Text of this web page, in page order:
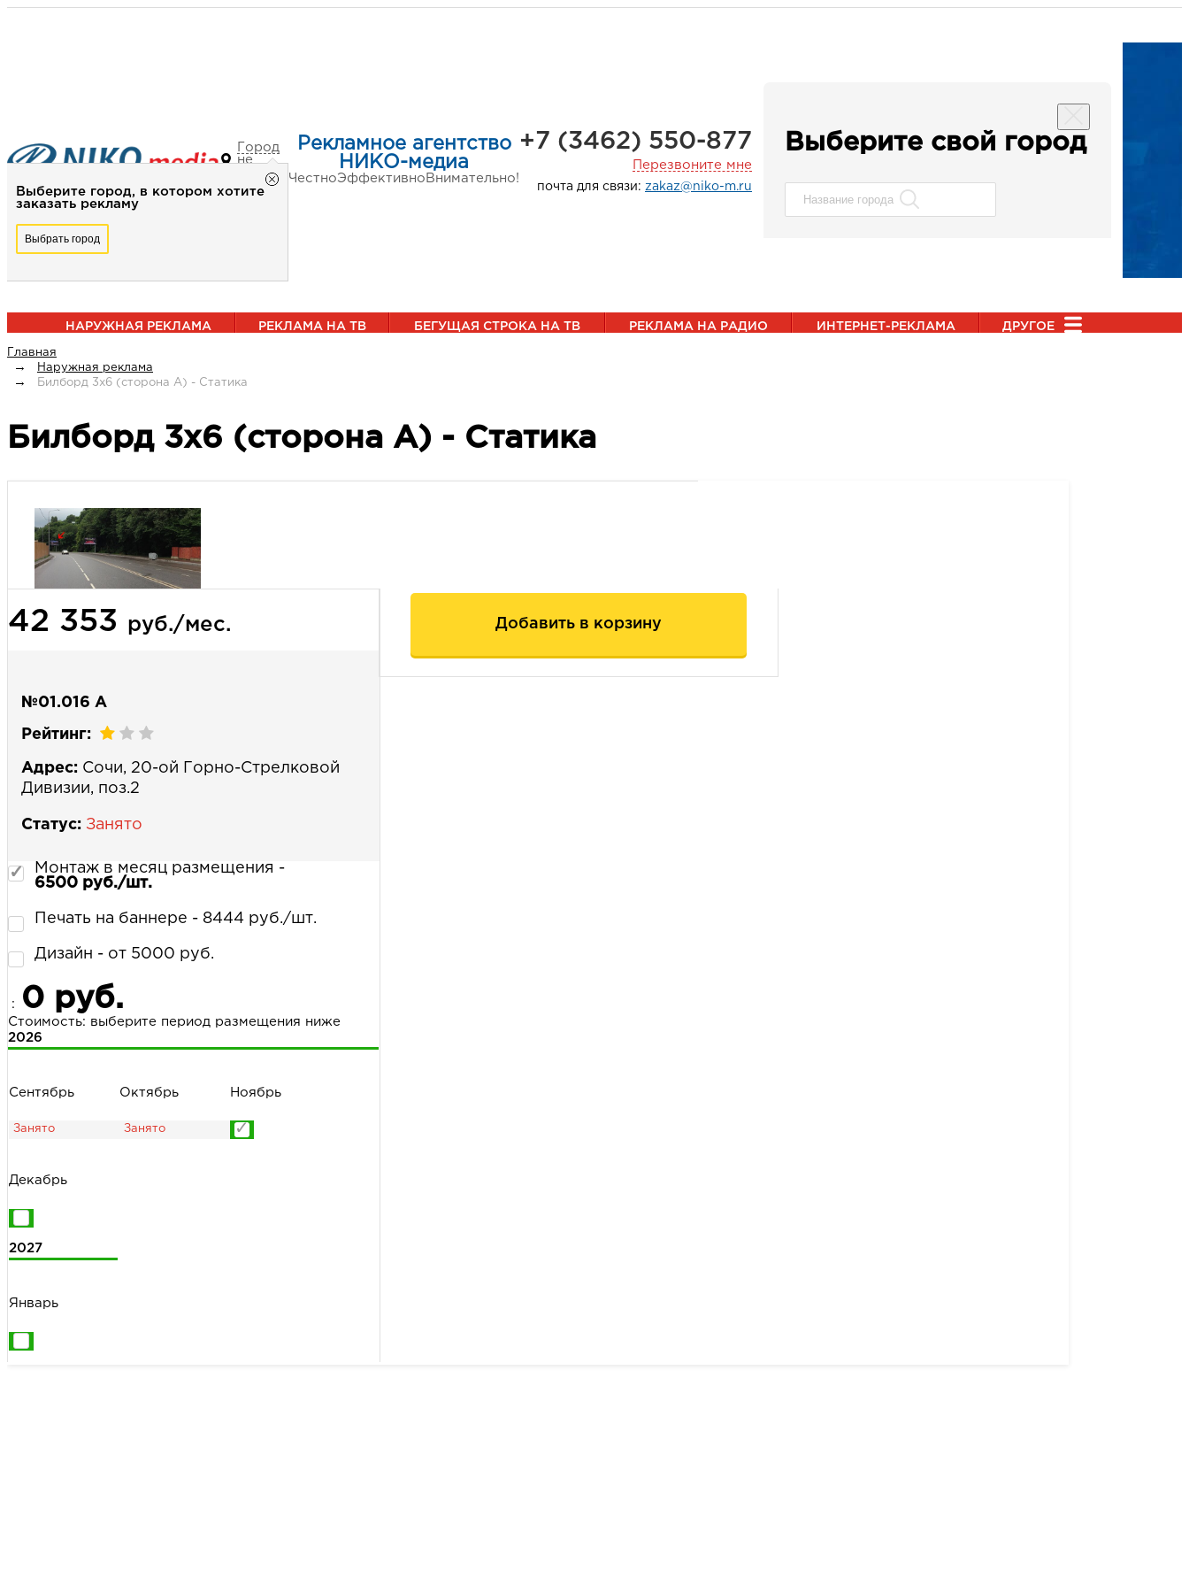
Город
не
выбран
Выберите город, в котором хотите
заказать рекламу
Выбрать город
Рекламное агентство
НИКО-медиа
ЧестноЭффективно Внимательно!
+7 (3462) 550-877
Перезвоните мне
почта для связи: zakaz@niko-m.ru
Выберите свой город
НАРУЖНАЯ РЕКЛАМА РЕКЛАМА НА ТВ БЕГУЩАЯ СТРОКА НА ТВ РЕКЛАМА НА РАДИО ИНТЕРНЕТ-РЕКЛАМА ДРУГОЕ
Главная
Наружная реклама
Билборд 3х6 (сторона А) - Статика
Билборд 3х6 (сторона А) - Статика
42 353 руб./мес.
№01.016 А
Рейтинг:
Адрес: Сочи, 20-ой Горно-Стрелковой
Дивизии, поз.2
Статус: Занято
Монтаж в месяц размещения -
6500 руб./шт.
Печать на баннере - 8444 руб./шт.
Дизайн - от 5000 руб.
: 0 руб.
Стоимость: выберите период размещения ниже
2026
Сентябрь Октябрь Ноябрь
Декабрь
2027
Январь
Добавить в корзину